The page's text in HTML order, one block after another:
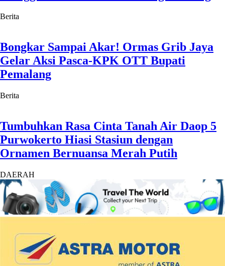
Berita
Bongkar Sampai Akar! Ormas Grib Jaya
Gelar Aksi Pasca-KPK OTT Bupati
Pemalang
Berita
Tumbuhkan Rasa Cinta Tanah Air Daop 5
Purwokerto Hiasi Stasiun dengan
Ornamen Bernuansa Merah Putih
DAERAH